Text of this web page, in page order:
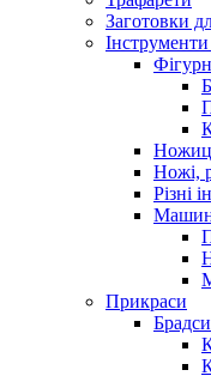
Заготовки
Ножі,
Різні
Прикраси
Брадси